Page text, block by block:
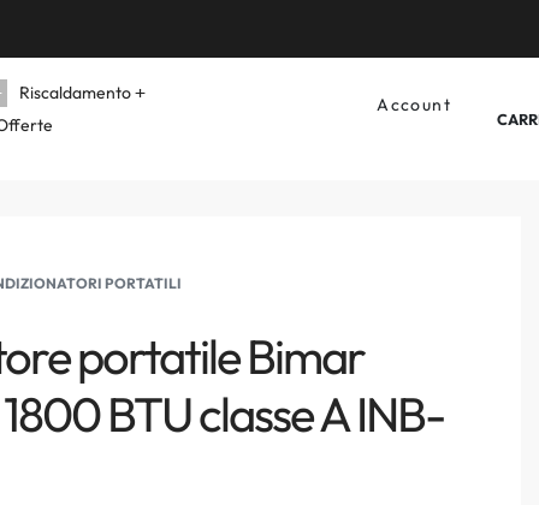
Riscaldamento
Account
PORTATILI
portatile Bimar
BTU classe A INB-